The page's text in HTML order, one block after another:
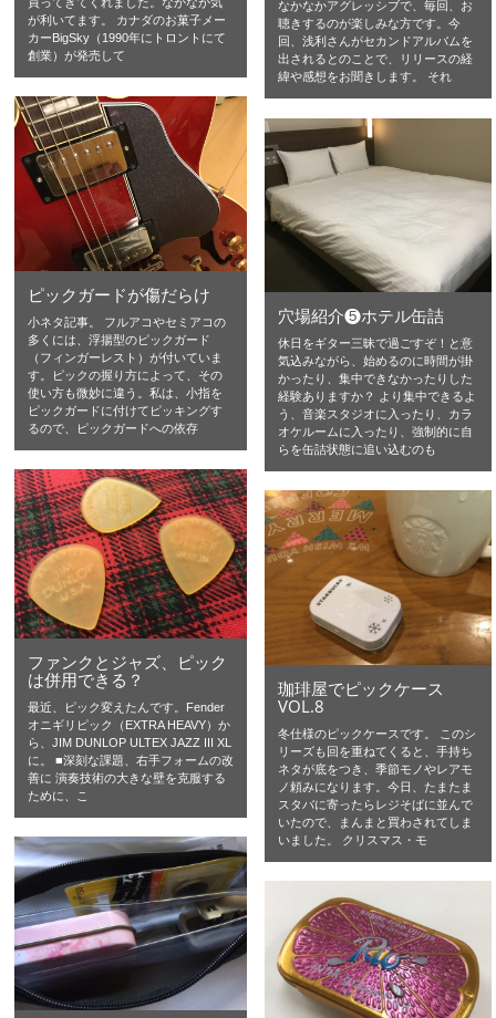
が利いてます。 カナダのお菓子メー
カーBigSky（1990年にトロントにて
創業）が発売して
なかなかアグレッシブで、毎回、お
聴きするのが楽しみな方です。今
回、浅利さんがセカンドアルバムを
出されるとのことで、リリースの経
緯や感想をお聞きします。 それ
ピックガードが傷だらけ
小ネタ記事。 フルアコやセミアコの
多くには、浮揚型のピックガード
（フィンガーレスト）が付いていま
す。ピックの握り方によって、その
使い方も微妙に違う。私は、小指を
ピックガードに付けてピッキングす
るので、ピックガードへの依存
穴場紹介❺ホテル缶詰
休日をギター三昧で過ごすぞ！と意
気込みながら、始めるのに時間が掛
かったり、集中できなかったりした
経験ありますか？ より集中できるよ
う、音楽スタジオに入ったり、カラ
オケルームに入ったり、強制的に自
らを缶詰状態に追い込むのも
ファンクとジャズ、ピック
は併用できる？
最近、ピック変えたんです。Fender
オニギリピック（EXTRA HEAVY）か
ら、JIM DUNLOP ULTEX JAZZ III XL
に。 ■深刻な課題、右手フォームの改
善に 演奏技術の大きな壁を克服する
ために、こ
珈琲屋でピックケース
VOL.8
冬仕様のピックケースです。 このシ
リーズも回を重ねてくると、手持ち
ネタが底をつき、季節モノやレアモ
ノ頼みになります。今日、たまたま
スタバに寄ったらレジそばに並んで
いたので、まんまと買わされてしま
いました。 クリスマス・モ